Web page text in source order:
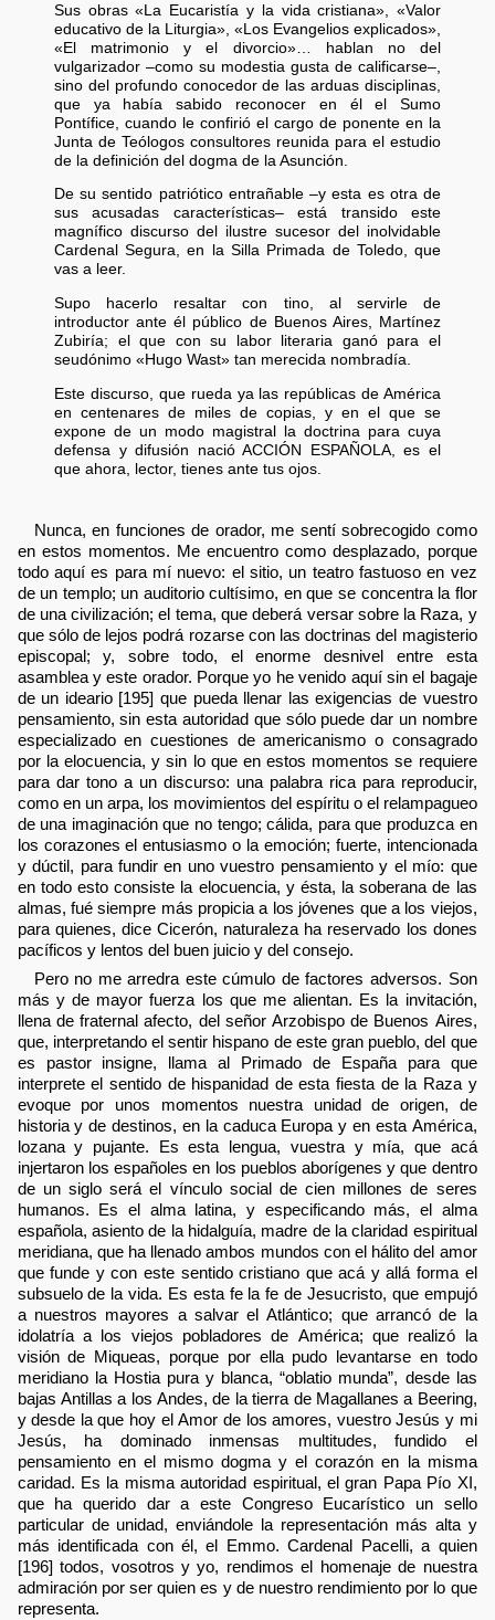
Sus obras «La Eucaristía y la vida cristiana», «Valor
educativo de la Liturgia», «Los Evangelios explicados»,
«El matrimonio y el divorcio»… hablan no del
vulgarizador –como su modestia gusta de calificarse–,
sino del profundo conocedor de las arduas disciplinas,
que ya había sabido reconocer en él el Sumo
Pontífice, cuando le confirió el cargo de ponente en la
Junta de Teólogos consultores reunida para el estudio
de la definición del dogma de la Asunción.
De su sentido patriótico entrañable –y esta es otra de
sus acusadas características– está transido este
magnífico discurso del ilustre sucesor del inolvidable
Cardenal Segura, en la Silla Primada de Toledo, que
vas a leer.
Supo hacerlo resaltar con tino, al servirle de
introductor ante él público de Buenos Aires, Martínez
Zubiría; el que con su labor literaria ganó para el
seudónimo «Hugo Wast» tan merecida nombradía.
Este discurso, que rueda ya las repúblicas de América
en centenares de miles de copias, y en el que se
expone de un modo magistral la doctrina para cuya
defensa y difusión nació ACCIÓN ESPAÑOLA, es el
que ahora, lector, tienes ante tus ojos.
Nunca, en funciones de orador, me sentí sobrecogido como
en estos momentos. Me encuentro como desplazado, porque
todo aquí es para mí nuevo: el sitio, un teatro fastuoso en vez
de un templo; un auditorio cultísimo, en que se concentra la flor
de una civilización; el tema, que deberá versar sobre la Raza, y
que sólo de lejos podrá rozarse con las doctrinas del magisterio
episcopal; y, sobre todo, el enorme desnivel entre esta
asamblea y este orador. Porque yo he venido aquí sin el bagaje
de un ideario [195] que pueda llenar las exigencias de vuestro
pensamiento, sin esta autoridad que sólo puede dar un nombre
especializado en cuestiones de americanismo o consagrado
por la elocuencia, y sin lo que en estos momentos se requiere
para dar tono a un discurso: una palabra rica para reproducir,
como en un arpa, los movimientos del espíritu o el relampagueo
de una imaginación que no tengo; cálida, para que produzca en
los corazones el entusiasmo o la emoción; fuerte, intencionada
y dúctil, para fundir en uno vuestro pensamiento y el mío: que
en todo esto consiste la elocuencia, y ésta, la soberana de las
almas, fué siempre más propicia a los jóvenes que a los viejos,
para quienes, dice Cicerón, naturaleza ha reservado los dones
pacíficos y lentos del buen juicio y del consejo.
Pero no me arredra este cúmulo de factores adversos. Son
más y de mayor fuerza los que me alientan. Es la invitación,
llena de fraternal afecto, del señor Arzobispo de Buenos Aires,
que, interpretando el sentir hispano de este gran pueblo, del que
es pastor insigne, llama al Primado de España para que
interprete el sentido de hispanidad de esta fiesta de la Raza y
evoque por unos momentos nuestra unidad de origen, de
historia y de destinos, en la caduca Europa y en esta América,
lozana y pujante. Es esta lengua, vuestra y mía, que acá
injertaron los españoles en los pueblos aborígenes y que dentro
de un siglo será el vínculo social de cien millones de seres
humanos. Es el alma latina, y especificando más, el alma
española, asiento de la hidalguía, madre de la claridad espiritual
meridiana, que ha llenado ambos mundos con el hálito del amor
que funde y con este sentido cristiano que acá y allá forma el
subsuelo de la vida. Es esta fe la fe de Jesucristo, que empujó
a nuestros mayores a salvar el Atlántico; que arrancó de la
idolatría a los viejos pobladores de América; que realizó la
visión de Miqueas, porque por ella pudo levantarse en todo
meridiano la Hostia pura y blanca, “oblatio munda”, desde las
bajas Antillas a los Andes, de la tierra de Magallanes a Beering,
y desde la que hoy el Amor de los amores, vuestro Jesús y mi
Jesús, ha dominado inmensas multitudes, fundido el
pensamiento en el mismo dogma y el corazón en la misma
caridad. Es la misma autoridad espiritual, el gran Papa Pío XI,
que ha querido dar a este Congreso Eucarístico un sello
particular de unidad, enviándole la representación más alta y
más identificada con él, el Emmo. Cardenal Pacelli, a quien
[196] todos, vosotros y yo, rendimos el homenaje de nuestra
admiración por ser quien es y de nuestro rendimiento por lo que
representa.